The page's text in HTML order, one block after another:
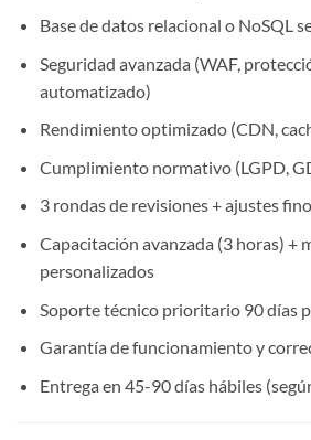
Base de datos relacional o NoSQL
Seguridad avanzada (WAF,
automatizado)
Rendimiento optimizado (CDN,
Cumplimiento normativo (LGPD,
3 rondas de revisiones + ajustes
Capacitación avanzada (3 horas) +
personalizados
Soporte técnico prioritario 90 días
Garantía de funcionamiento y
Entrega en 45-90 días hábiles